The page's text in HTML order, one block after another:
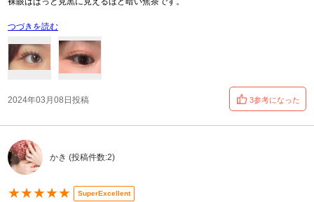
つづきを読む
2024年03月08日投稿 3参考になった
かき (投稿件数:2)
★★★★★ SuperExcellent